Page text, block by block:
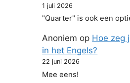
1 juli 2026
"Quarter" is ook een
Anoniem op Hoe zeg
in het Engels?
22 juni 2026
Mee eens!